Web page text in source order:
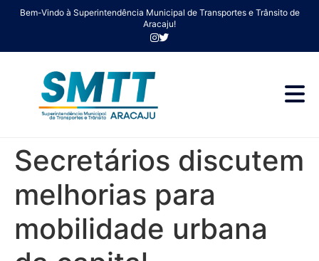
Bem-Vindo à Superintendência Municipal de Transportes e Trânsito de
Aracaju!
Secretários discutem
melhorias para
mobilidade urbana